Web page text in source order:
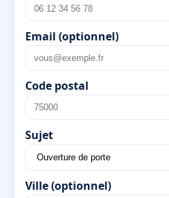
Email (optionnel)
Code postal
Sujet
Ville (optionnel)